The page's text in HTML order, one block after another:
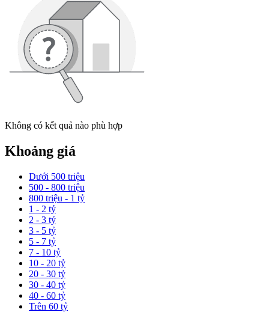
Không có kết quả nào phù hợp
Khoảng giá
Dưới 500 triệu
500 - 800 triệu
800 triệu - 1 tỷ
1 - 2 tỷ
2 - 3 tỷ
3 - 5 tỷ
5 - 7 tỷ
7 - 10 tỷ
10 - 20 tỷ
20 - 30 tỷ
30 - 40 tỷ
40 - 60 tỷ
Trên 60 tỷ